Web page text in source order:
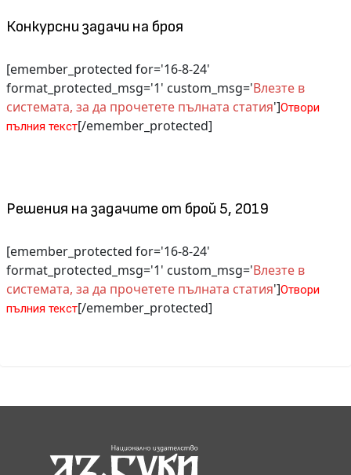
Конкурсни задачи на броя
[emember_protected for='16-8-24'
format_protected_msg='1' custom_msg='Влезте в
системата, за да прочетете пълната статия']Отвори
пълния текст[/emember_protected]
Решения на задачите от брой 5, 2019
[emember_protected for='16-8-24'
format_protected_msg='1' custom_msg='Влезте в
системата, за да прочетете пълната статия']Отвори
пълния текст[/emember_protected]